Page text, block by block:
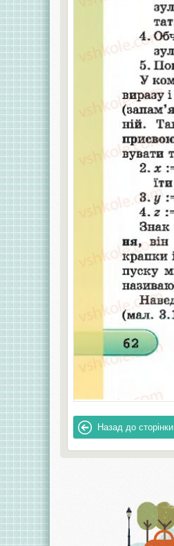
Назад до сторінки